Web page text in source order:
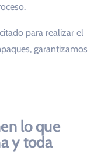
para realizar el
garantizamos
lo que
y toda